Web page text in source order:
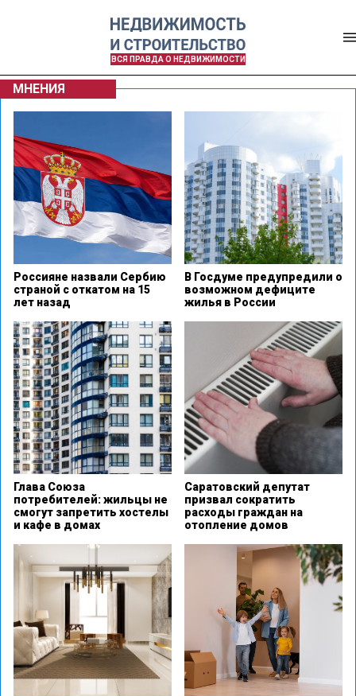
ВСЯ ПРАВДА О НЕДВИЖИМОСТИ
МНЕНИЯ
Россияне назвали Сербию
страной с откатом на 15
лет назад
В Госдуме предупредили о
возможном дефиците
жилья в России
Глава Союза
потребителей: жильцы не
смогут запретить хостелы
и кафе в домах
Саратовский депутат
призвал сократить
расходы граждан на
отопление домов